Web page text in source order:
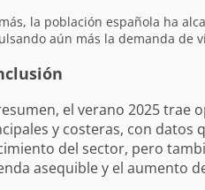
la población española ha
aún más la demanda de
el verano 2025 trae
y costeras, con datos
del sector, pero
asequible y el aumento